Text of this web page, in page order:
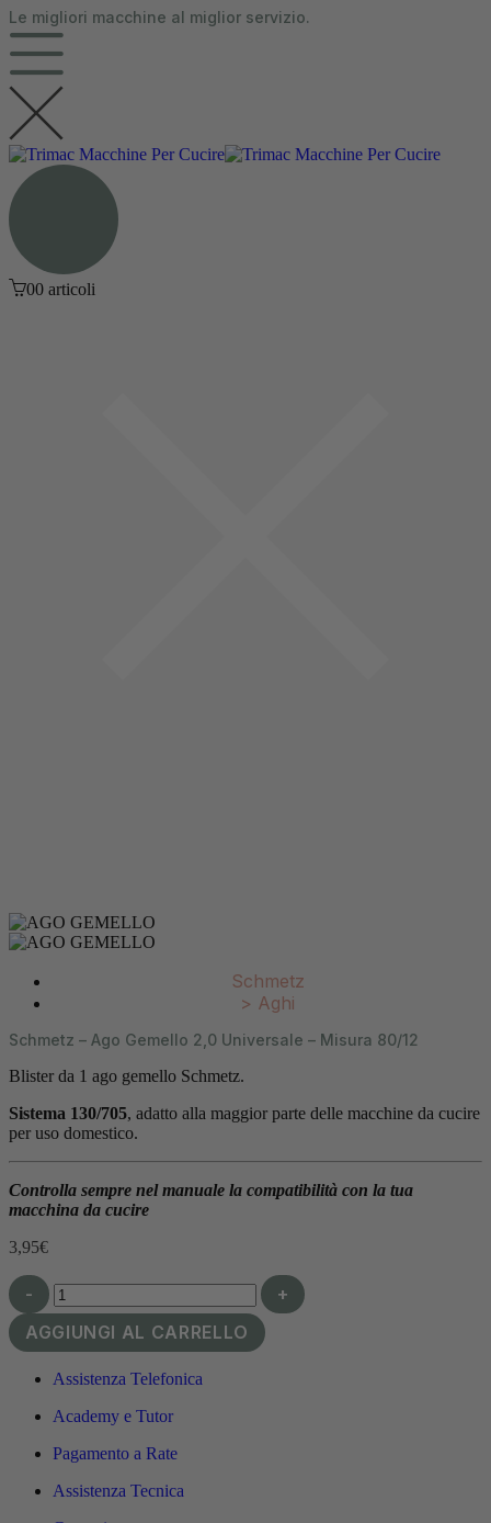
contenuto
Le migliori macchine al miglior servizio.
00 articoli
Schmetz
> Aghi
Schmetz – Ago Gemello 2,0 Universale – Misura 80/12
Blister da 1 ago gemello Schmetz.
Sistema 130/705, adatto alla maggior parte delle macchine da cucire
per uso domestico.
Controlla sempre nel manuale la compatibilità con la tua
macchina da cucire
3,95€
-
+
AGGIUNGI AL CARRELLO
Assistenza Telefonica
Academy e Tutor
Pagamento a Rate
Assistenza Tecnica